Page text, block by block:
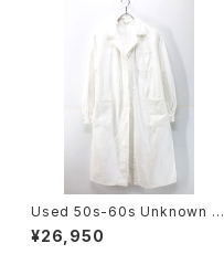
Used 50s-60s Unknown W
hite Cotton Duster Coat Si
ze L 相当 古着
¥26,950